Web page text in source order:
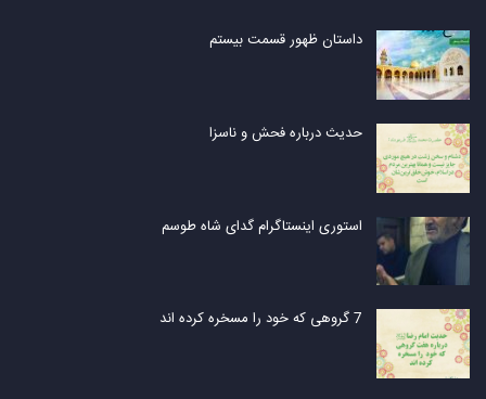
داستان ظهور قسمت بیستم
حدیث درباره فحش و ناسزا
استوری اینستاگرام گدای شاه طوسم
7 گروهی که خود را مسخره کرده اند